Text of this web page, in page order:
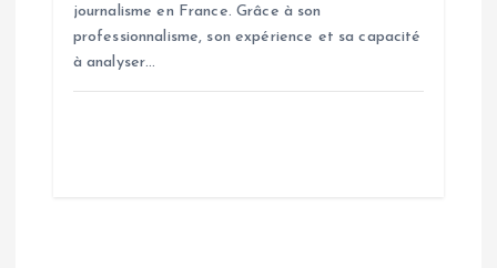
journalisme en France. Grâce à son
professionnalisme, son expérience et sa capacité
à analyser…